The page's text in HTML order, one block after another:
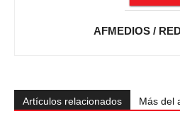
AFMEDIOS /
Artículos relacionados Más del